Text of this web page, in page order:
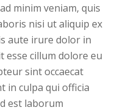
minim veniam, quis
nisi ut aliquip ex
aute irure dolor in
cillum dolore eu
sint occaecat
in culpa qui officia
est laborum